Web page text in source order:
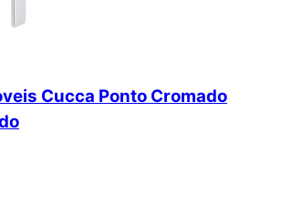
Cucca Ponto Cromado